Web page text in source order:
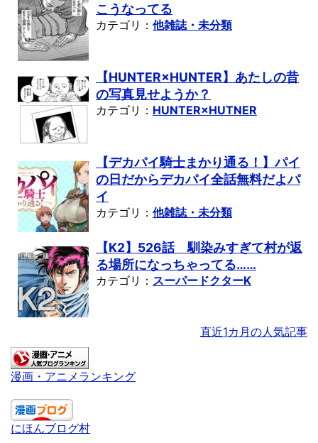
こうなってる
カテゴリ： 他雑誌・未分類
【HUNTER×HUNTER】あたしの昔
の写真見せようか？
カテゴリ： HUNTER×HUTNER
【デカパイ騎士まかり通る！】パイ
の日だからデカパイ全話無料だよパ
イ
カテゴリ： 他雑誌・未分類
【K2】526話 馴染みすぎて村が返
る場所になっちゃってる……
カテゴリ： スーパードクターK
直近1カ月の人気記事
漫画・アニメランキング
にほんブログ村